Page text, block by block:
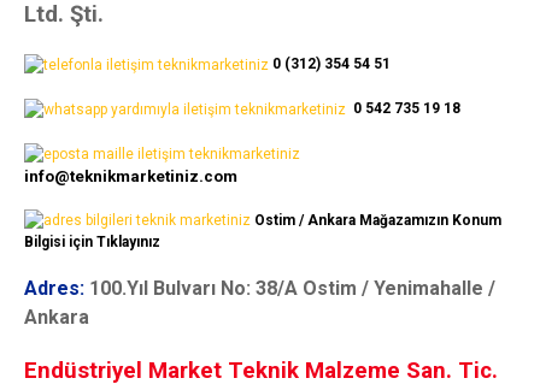
Ltd. Şti.
0 (312) 354 54 51
0 542 735 19 18
info@teknikmarketiniz.com
Ostim / Ankara Mağazamızın Konum
Bilgisi için Tıklayınız
Adres: 100.Yıl Bulvarı No: 38/A Ostim / Yenimahalle /
Ankara
Endüstriyel Market Teknik Malzeme San. Tic.